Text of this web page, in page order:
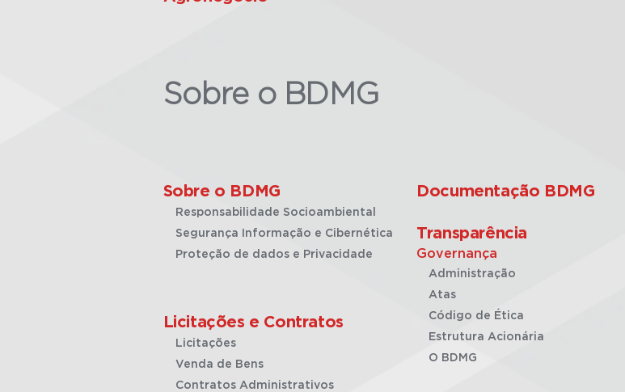
Sobre o BDMG
Sobre o BDMG
Responsabilidade Socioambiental
Segurança Informação e Cibernética
Proteção de dados e Privacidade
Licitações e Contratos
Licitações
Venda de Bens
Contratos Administrativos
Documentação BDMG
Transparência
Governança
Administração
Atas
Código de Ética
Estrutura Acionária
O BDMG